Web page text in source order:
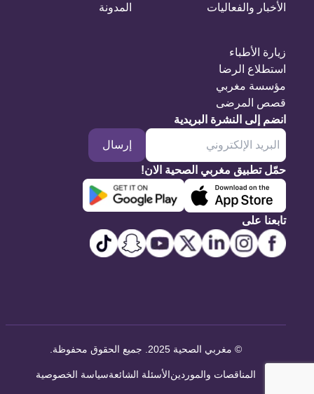
الأخبار والفعاليات
المدونة
زيارة الأطباء
استطلاع الرضا
مؤسسة مغربي
قصص المرضى
انضم إلى النشرة البريدية
إرسال
حمّل تطبيق مغربي الصحية الان!
تابعنا على
© مغربي الصحية 2025. جميع الحقوق محفوظة
المناقصات والموردينالأسئلة الشائعةسياسة الخصوصية